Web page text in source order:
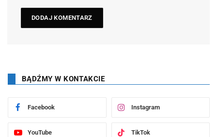
BĄDŹMY W KONTAKCIE
Facebook Instagram
YouTube TikTok